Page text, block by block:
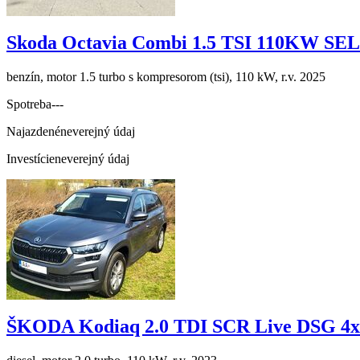
Skoda Octavia Combi 1.5 TSI 110KW
benzín, motor 1.5 turbo s kompresorom (tsi), 110 kW, r.v. 2025
Spotreba---
Najazdenéneverejný údaj
Investícieneverejný údaj
ŠKODA Kodiaq 2.0 TDI SCR Live DSG